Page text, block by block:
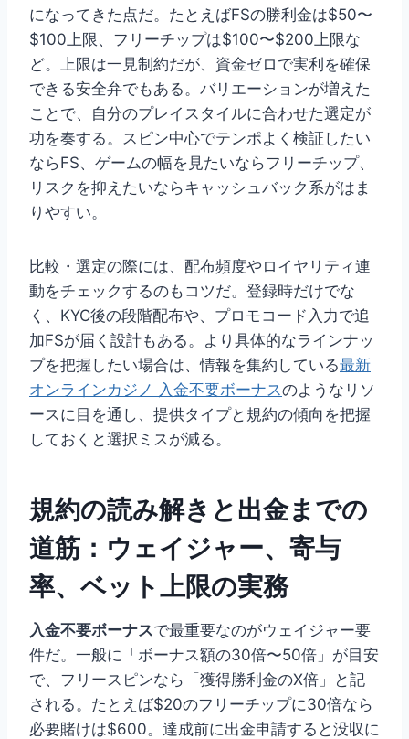
になってきた点だ。たとえばFSの勝利金は$50〜
$100上限、フリーチップは$100〜$200上限な
ど。上限は一見制約だが、資金ゼロで実利を確保
できる安全弁でもある。バリエーションが増えた
ことで、自分のプレイスタイルに合わせた選定が
功を奏する。スピン中心でテンポよく検証したい
ならFS、ゲームの幅を見たいならフリーチップ、
リスクを抑えたいならキャッシュバック系がはま
りやすい。
比較・選定の際には、配布頻度やロイヤリティ連
動をチェックするのもコツだ。登録時だけでな
く、KYC後の段階配布や、プロモコード入力で追
加FSが届く設計もある。より具体的なラインナッ
プを把握したい場合は、情報を集約している最新
オンラインカジノ 入金不要ボーナスのようなリソ
ースに目を通し、提供タイプと規約の傾向を把握
しておくと選択ミスが減る。
規約の読み解きと出金までの
道筋：ウェイジャー、寄与
率、ベット上限の実務
入金不要ボーナスで最重要なのがウェイジャー要
件だ。一般に「ボーナス額の30倍〜50倍」が目安
で、フリースピンなら「獲得勝利金のX倍」と記
される。たとえば$20のフリーチップに30倍なら
必要賭けは$600。達成前に出金申請すると没収に